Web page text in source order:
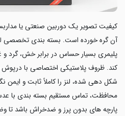
کیفیت تصویر یک دوربین صنعتی یا
آن گره خورده است. بسته بندی تخصصی
پلیمری بسیار حساس در برابر خش، گرد
کند. ظروف پلاستیکی اختصاصی با درپوش
شکل دهی شده، لنز را کاملاً ثابت و ایمن
محافظت، تماس مستقیم بسته بندی با
پارچه های بدون پرز و ضدخراش باشد تا